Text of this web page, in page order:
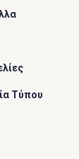
Τύπου